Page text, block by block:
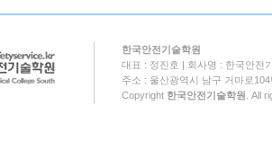
한국안전기술학원
대표 : 정진호 | 회사명 : 한국안전
주소 : 울산광역시 남구 거마로
Copyright 한국안전기술학원 . All